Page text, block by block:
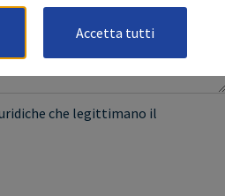
che legittimano il
Accetta tutti